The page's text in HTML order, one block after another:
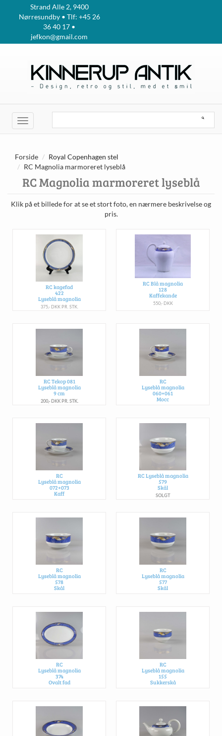
Strand Alle 2, 9400
Nørresundby • Tlf: +45 26
36 40 17 •
jefkon@gmail.com
Toggle
navigation
Forside
Royal Copenhagen stel
RC Magnolia marmoreret lyseblå
RC Magnolia marmoreret lyseblå
Klik på et billede for at se et stort foto, en nærmere beskrivelse og
pris.
RC kagefad
422
Lyseblå magnolia
375,- DKK PR. STK.
RC Blå magnolia
128
Kaffekande
550,- DKK
RC Tekop 081
Lyseblå magnolia
9 cm
200,- DKK PR. STK.
RC
Lyseblå magnolia
060+061
Mocc
RC
Lyseblå magnolia
072+073
Kaff
RC Lyseblå magnolia
579
Skål
SOLGT
RC
Lyseblå magnolia
578
Skål
RC
Lyseblå magnolia
577
Skål
RC
Lyseblå magnolia
374
Ovalt fad
RC
Lyseblå magnolia
155
Sukkerskå